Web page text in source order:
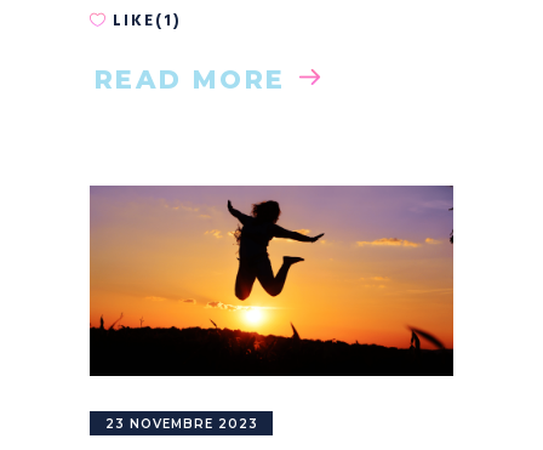
LIKE(1)
READ MORE
23 NOVEMBRE 2023